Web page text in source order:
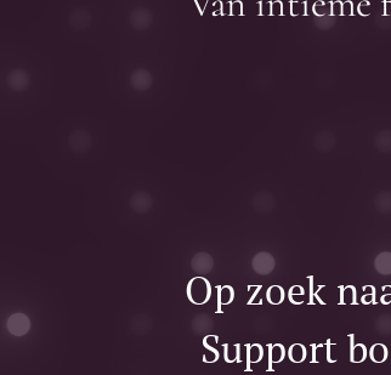
Op zoek
Support